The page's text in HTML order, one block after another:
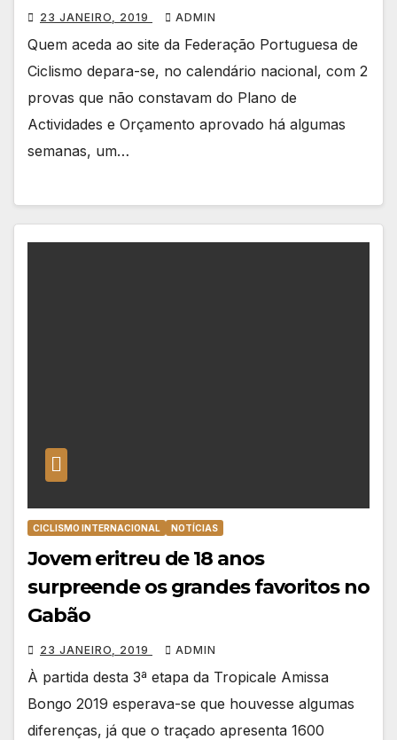
23 JANEIRO, 2019 ADMIN
Quem aceda ao site da Federação Portuguesa de
Ciclismo depara-se, no calendário nacional, com 2
provas que não constavam do Plano de
Actividades e Orçamento aprovado há algumas
semanas, um…
CICLISMO INTERNACIONAL NOTÍCIAS
Jovem eritreu de 18 anos
surpreende os grandes favoritos no
Gabão
23 JANEIRO, 2019 ADMIN
À partida desta 3ª etapa da Tropicale Amissa
Bongo 2019 esperava-se que houvesse algumas
diferenças, já que o traçado apresenta 1600